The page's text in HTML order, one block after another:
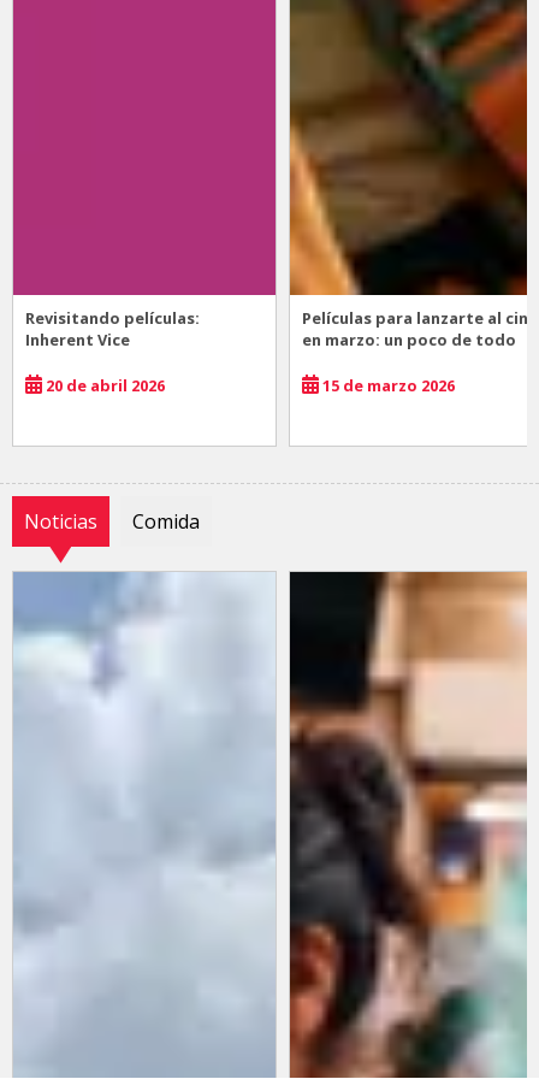
Revisitando películas:
Inherent Vice
20 de abril 2026
Películas para lanzarte al cine
en marzo: un poco de todo
15 de marzo 2026
Noticias Comida